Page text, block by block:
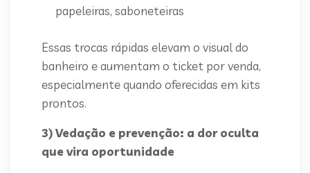
papeleiras, saboneteiras
Essas trocas rápidas elevam o visual do
banheiro e aumentam o ticket por venda,
especialmente quando oferecidas em kits
prontos.
3) Vedação e prevenção: a dor oculta
que vira oportunidade